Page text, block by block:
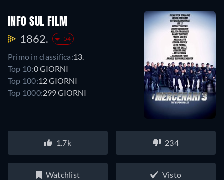
INFO SUL FILM
1862. -54
Primo in classifica:13.
Top 10:0 GIORNI
Top 100:12 GIORNI
Top 1000:299 GIORNI
1.7k 234
Watchlist Visto